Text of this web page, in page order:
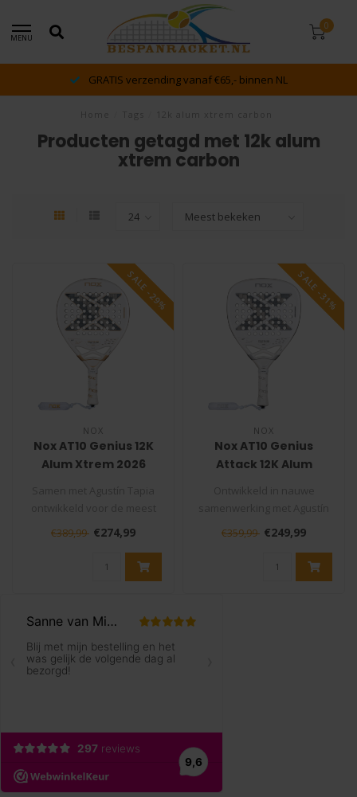
MENU
0
GRATIS verzending vanaf €65,- binnen NL
Producten getagd met 12k alum
xtrem carbon
SALE -29%
NOX
Nox AT10 Genius 12K
Alum Xtrem 2026
veeleisende padelspelers:
€389,99 €274,99
SALE -31%
NOX
Nox AT10 Genius
Attack 12K Alum
Tapia, is de NOX AT10
Genius Attac..
€359,99 €249,99